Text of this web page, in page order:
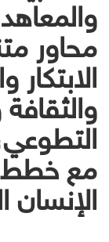
محاور
الابتكار
مع خطط